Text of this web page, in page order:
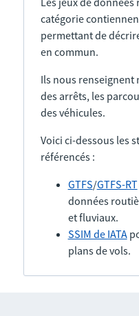
catégorie
permettant de
en commun.
Ils nous
des arrêts, les
des véhicules.
Voici ci-dessous les
référencés :
GTFS/GTFS-RT
données
et fluviaux.
SSIM de IATA
plans de vols.